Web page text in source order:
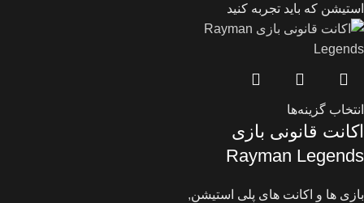
انتخاب گزینه‌ها
اکانت قانونی بازی
Rayman Legends
بازی ها و اکانت های پلی استیشن,